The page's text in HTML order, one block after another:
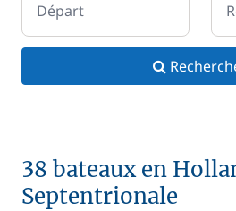
Départ
38 bateaux en
Septentrionale